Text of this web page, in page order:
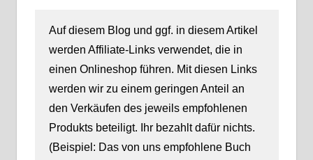
Auf diesem Blog und ggf. in diesem Artikel
werden Affiliate-Links verwendet, die in
einen Onlineshop führen. Mit diesen Links
werden wir zu einem geringen Anteil an
den Verkäufen des jeweils empfohlenen
Produkts beteiligt. Ihr bezahlt dafür nichts.
(Beispiel: Das von uns empfohlene Buch